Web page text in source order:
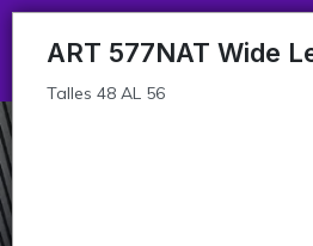
Talles 48 AL 56
ART 577NAT Wide
Talles 48 AL 56